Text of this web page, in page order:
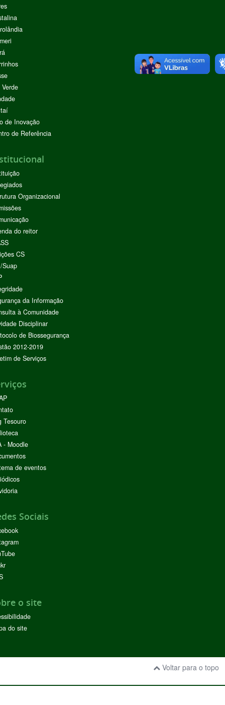
de Inovação
de Referência
Organizacional
do reitor
CS
Suap
da Informação
à Comunidade
Disciplinar
de Biossegurança
2012-2019
de Serviços
Tesouro
- Moodle
de eventos
Sociais
o site
do site
Voltar para o topo